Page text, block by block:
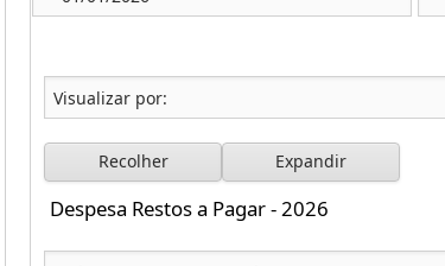
Recolher Expandir
Despesa Restos a Pagar - 2026